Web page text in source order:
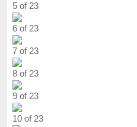
5 of 23
6 of 23
7 of 23
8 of 23
9 of 23
10 of 23